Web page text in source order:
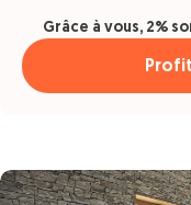
Grâce à vous, 2%